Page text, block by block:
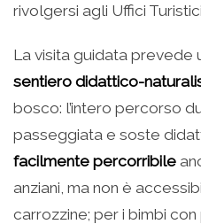
rivolgersi agli Uffici
La visita guidata prevede
sentiero didattico-
bosco: l’intero percorso
passeggiata e soste
facilmente percorribile
anziani, ma non è
carrozzine; per i bimbi